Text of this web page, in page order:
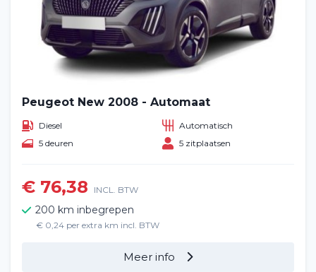
Peugeot New 2008 - Automaat
Diesel
Automatisch
5 deuren
5 zitplaatsen
€ 76,38 INCL. BTW
200 km inbegrepen
€ 0,24 per extra km incl. BTW
Meer info